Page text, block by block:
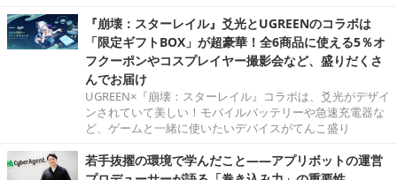
『崩壊：スターレイル』爻光とUGREENのコラボは
「限定ギフトBOX」が超豪華！全6商品に使える5％オ
フクーポンやコスプレイヤー撮影会など、盛りだくさ
んでお届け
UGREEN×『崩壊：スターレイル』コラボは、爻光がデザイ
ンされていて美しい！モバイルバッテリーや急速充電器な
ど、ゲームと一緒に使いたいデバイスがてんこ盛り
若手抜擢の環境で学んだこと――アプリボットの運営